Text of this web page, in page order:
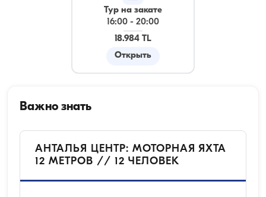
Тур на закате
16:00 - 20:00
18.984 TL
Открыть
Важно знать
АНТАЛЬЯ ЦЕНТР: МОТОРНАЯ ЯХТА
12 МЕТРОВ // 12 ЧЕЛОВЕК